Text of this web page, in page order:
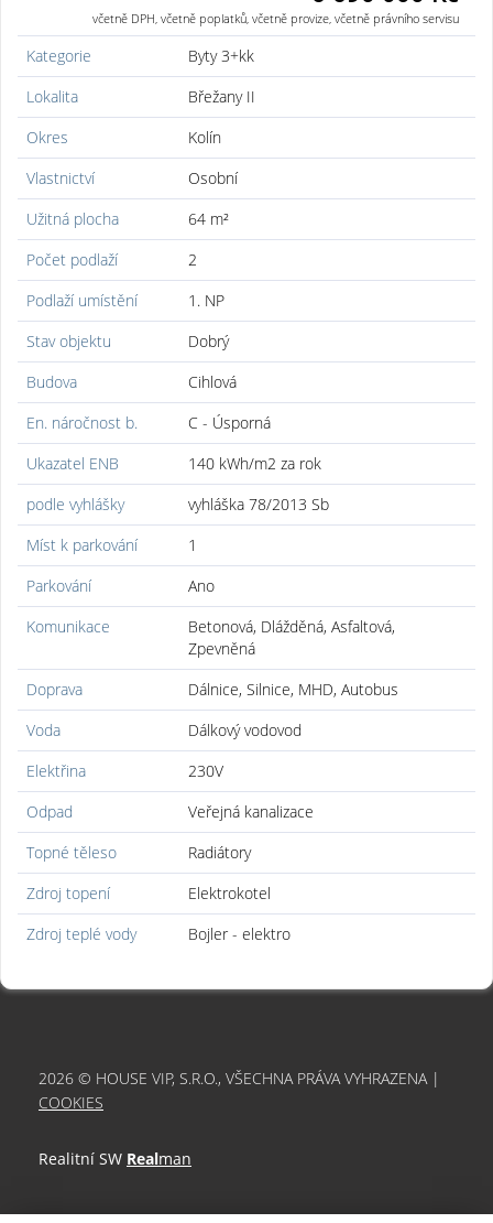
včetně DPH, včetně poplatků, včetně provize, včetně právního servisu
Kategorie
Byty 3+kk
Lokalita
Břežany II
Okres
Kolín
Vlastnictví
Osobní
Užitná plocha
64 m²
Počet podlaží
2
Podlaží umístění
1. NP
Stav objektu
Dobrý
Budova
Cihlová
En. náročnost b.
C - Úsporná
Ukazatel ENB
140 kWh/m2 za rok
podle vyhlášky
vyhláška 78/2013 Sb
Míst k parkování
1
Parkování
Ano
Komunikace
Betonová, Dlážděná, Asfaltová,
Zpevněná
Doprava
Dálnice, Silnice, MHD, Autobus
Voda
Dálkový vodovod
Elektřina
230V
Odpad
Veřejná kanalizace
Topné těleso
Radiátory
Zdroj topení
Elektrokotel
Zdroj teplé vody
Bojler - elektro
2026 © HOUSE VIP, S.R.O., VŠECHNA PRÁVA VYHRAZENA |
COOKIES
Realitní SW Realman